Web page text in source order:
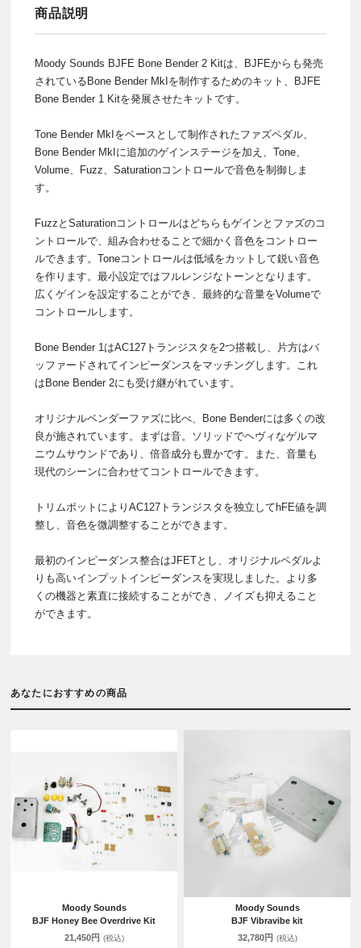
商品説明
Moody Sounds BJFE Bone Bender 2 Kitは、BJFEからも発売
されているBone Bender MkIを制作するためのキット、BJFE
Bone Bender 1 Kitを発展させたキットです。
Tone Bender MkIをベースとして制作されたファズペダル、
Bone Bender MkIに追加のゲインステージを加え、Tone、
Volume、Fuzz、Saturationコントロールで音色を制御しま
す。
FuzzとSaturationコントロールはどちらもゲインとファズのコ
ントロールで、組み合わせることで細かく音色をコントロー
ルできます。Toneコントロールは低域をカットして鋭い音色
を作ります。最小設定ではフルレンジなトーンとなります。
広くゲインを設定することができ、最終的な音量をVolumeで
コントロールします。
Bone Bender 1はAC127トランジスタを2つ搭載し、片方はバ
ッファードされてインピーダンスをマッチングします。これ
はBone Bender 2にも受け継がれています。
オリジナルベンダーファズに比べ、Bone Benderには多くの改
良が施されています。まずは音。ソリッドでヘヴィなゲルマ
ニウムサウンドであり、倍音成分も豊かです。また、音量も
現代のシーンに合わせてコントロールできます。
トリムポットによりAC127トランジスタを独立してhFE値を調
整し、音色を微調整することができます。
最初のインピーダンス整合はJFETとし、オリジナルペダルよ
りも高いインプットインピーダンスを実現しました。より多
くの機器と素直に接続することができ、ノイズも抑えること
ができます。
あなたにおすすめの商品
Moody Sounds
BJF Honey Bee Overdrive Kit
21,450円 (税込)
Moody Sounds
BJF Vibravibe kit
32,780円 (税込)